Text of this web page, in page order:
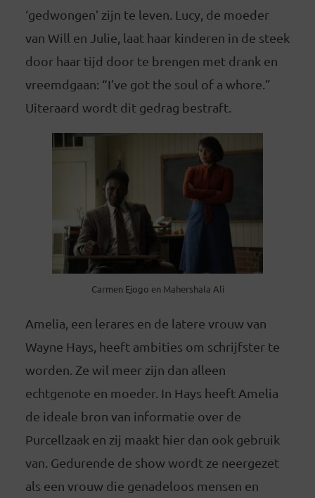
‘gedwongen’ zijn te leven. Lucy, de moeder
van Will en Julie, laat haar kinderen in de steek
door haar tijd door te brengen met drank en
vreemdgaan: “I’ve got the soul of a whore.”
Uiteraard wordt dit gedrag bestraft.
Carmen Ejogo en Mahershala Ali
Amelia, een lerares en de latere vrouw van
Wayne Hays, heeft ambities om schrijfster te
worden. Ze wil meer zijn dan alleen
echtgenote en moeder. In Hays heeft Amelia
de ideale bron van informatie over de
Purcellzaak en zij maakt hier dan ook gebruik
van. Gedurende de show wordt ze neergezet
als een vrouw die genadeloos mensen en